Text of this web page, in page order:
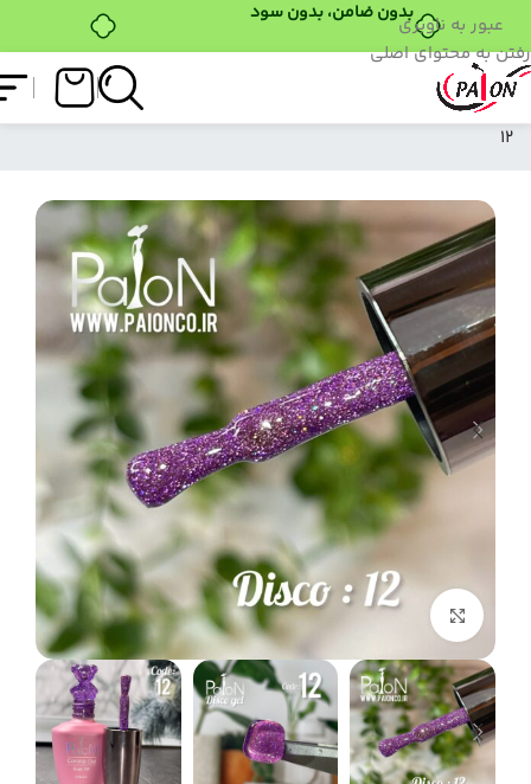
بدون ضامن، بدون سودعبور به ناوبری
رفتن به محتوای اصلی
فروشگاه
12
بزرگنمایی تصویر